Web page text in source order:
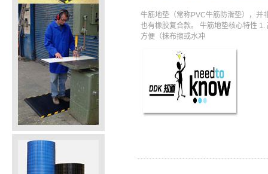
牛筋地垫（常称PVC牛筋防滑垫），并
也有橡胶复合款。 牛筋地垫核心特性
方便（抹布擦或水冲